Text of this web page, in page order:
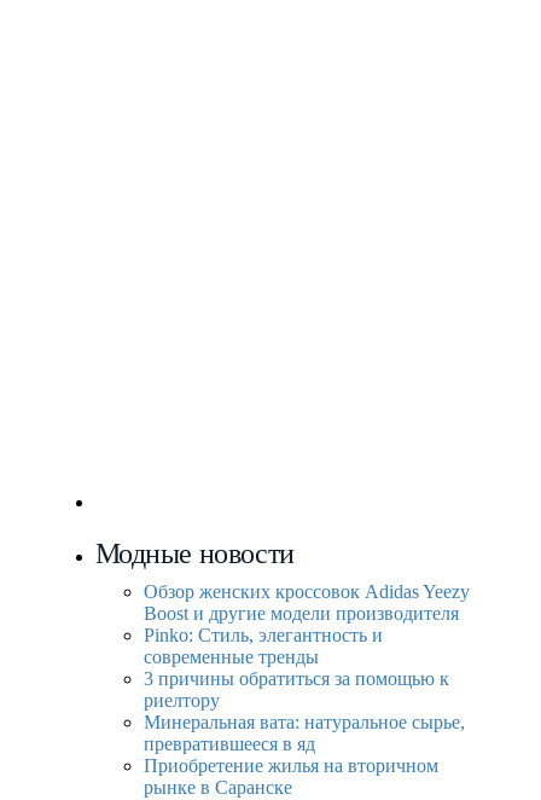
Модные новости
Обзор женских кроссовок Adidas Yeezy
Boost и другие модели производителя
Pinko: Стиль, элегантность и
современные тренды
3 причины обратиться за помощью к
риелтору
Минеральная вата: натуральное сырье,
превратившееся в яд
Приобретение жилья на вторичном
рынке в Саранске